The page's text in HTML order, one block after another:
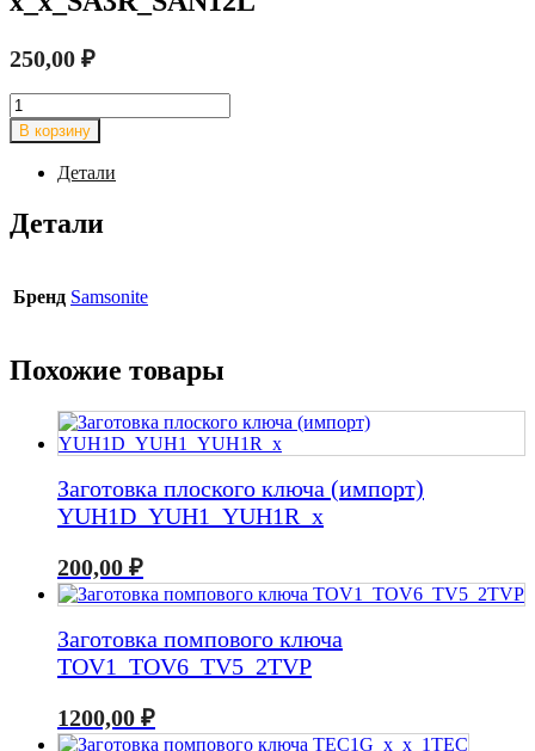
250,00 ₽
Количество
товара
Заготовка
плоского
ключа
(импорт)
x_x_SA3R_SAN12L
В корзину
Детали
Детали
Бренд Samsonite
Похожие товары
Заготовка плоского ключа (импорт)
YUH1D_YUH1_YUH1R_x
200,00 ₽
Заготовка помпового ключа
TOV1_TOV6_TV5_2TVP
1200,00 ₽